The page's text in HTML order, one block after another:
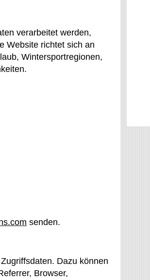
verarbeitet werden,
Website richtet sich an
Wintersportregionen,
senden.
Dazu können
Browser,